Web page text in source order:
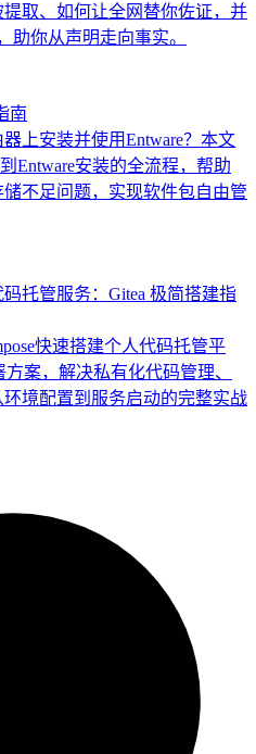
取、如何让全网替你佐证，并
助你从声明走向事实。
南
上安装并使用Entware？本文
Entware安装的全流程，帮助
不足问题，实现软件包自由管
码托管服务：Gitea 极简搭建指
快速搭建个人代码托管平
案，解决私有化代码管理、
境配置到服务启动的完整实战